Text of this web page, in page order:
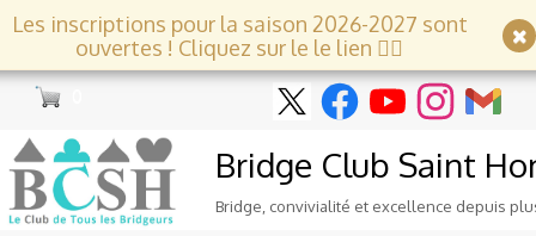
Les inscriptions pour la saison 2026-2027 sont
ouvertes ! Cliquez sur le le lien 👇🏻
Bridge Club Saint
Bridge, convivialité et excellence depuis